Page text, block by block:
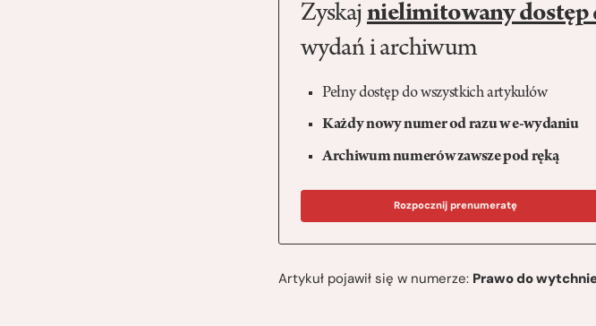
Zyskaj nielimitowany dostęp
wydań i archiwum
Pełny dostęp do wszystkich artykułów
Każdy nowy numer od razu w e-wydaniu
Archiwum numerów zawsze pod ręką
Rozpocznij prenumeratę
Artykuł pojawił się w numerze: Prawo do